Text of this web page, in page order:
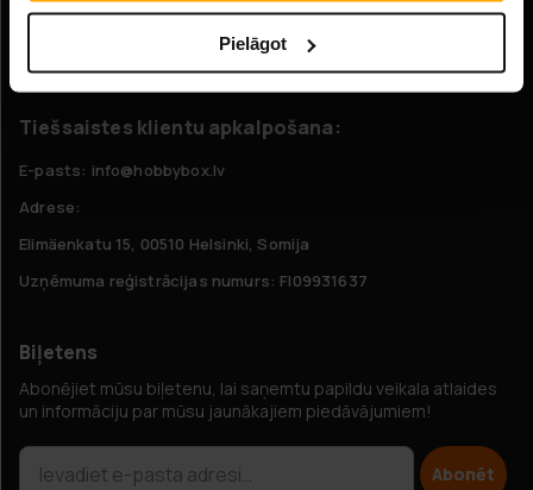
Pielāgot
Pretenzijas
Tiešsaistes klientu apkalpošana:
E-pasts: info@hobbybox.lv
Adrese:
Elimäenkatu 15, 00510 Helsinki, Somija
Uzņēmuma reģistrācijas numurs: FI09931637
Biļetens
Abonējiet mūsu biļetenu, lai saņemtu papildu veikala atlaides
un informāciju par mūsu jaunākajiem piedāvājumiem!
Abonēt